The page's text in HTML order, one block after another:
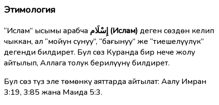
Этимология
“Ислам” ысымы арабча إِسْلَام (Ислам) деген сөздөн келип
чыккан, ал “мойун сунуу”, “бағынуу” же “тиешелүүлүк”
дегенди билдирет. Бул сөз Куранда бир нече жолу
айтылып, Аллага толук берилүүнү билдирет.
Бул сөз түз эле төмөнкү аяттарда айтылат: Аалу Имран
3:19, 3:85 жана Маида 5:3.